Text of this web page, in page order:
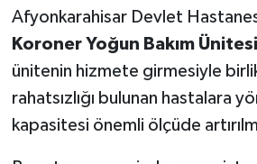
Afyonkarahisar Devlet
Koroner Yoğun Bakım Ünitesi
ünitenin hizmete girmesiyle
rahatsızlığı bulunan hastalara
kapasitesi önemli ölçüde